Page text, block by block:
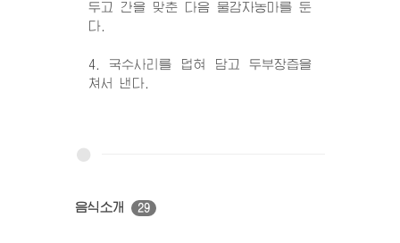
두고 간을 맞춘 다음 물감자농마를 둔
다.
4. 국수사리를 덥혀 담고 두부장즙을
쳐서 낸다.
음식소개 29